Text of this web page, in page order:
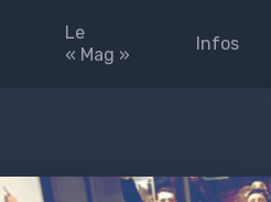
Le
« Mag »
Infos